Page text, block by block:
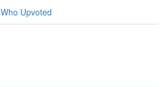
Who Upvoted